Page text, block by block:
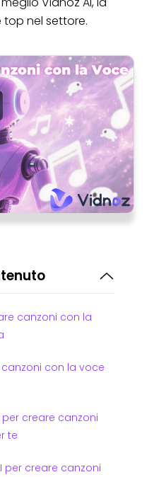
nel settore.
canzoni con la
con la voce
creare canzoni
te
per creare canzoni